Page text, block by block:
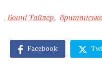
Бонні Тайлер,
Facebook